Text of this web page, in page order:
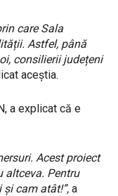
care Sala
Astfel, până
consilierii județeni
aceștia.
a explicat că e
Acest proiect
altceva. Pentru
și cam atât!”, a